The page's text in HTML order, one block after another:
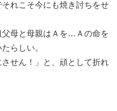
れこそ今にも焼き討ちをせ
母と母親はＡを…Ａの命を
らしい。
せん！」と、頑として折れ